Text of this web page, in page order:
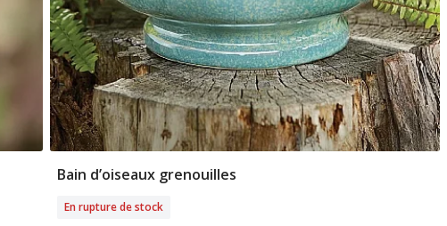
Rupture De Stock
Bain d’oiseaux grenouilles
En rupture de stock